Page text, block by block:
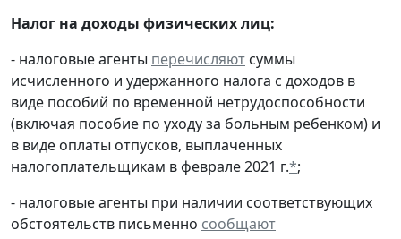
Налог на доходы физических лиц:
- налоговые агенты перечисляют суммы
исчисленного и удержанного налога с доходов в
виде пособий по временной нетрудоспособности
(включая пособие по уходу за больным ребенком) и
в виде оплаты отпусков, выплаченных
налогоплательщикам в феврале 2021 г.*;
- налоговые агенты при наличии соответствующих
обстоятельств письменно сообщают